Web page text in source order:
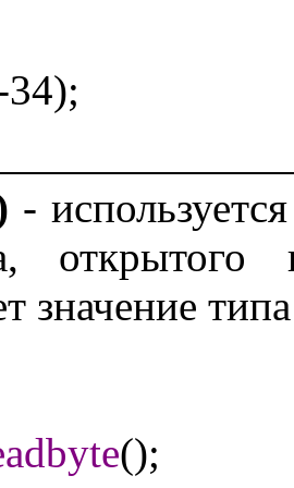
-
открытого
значение
();